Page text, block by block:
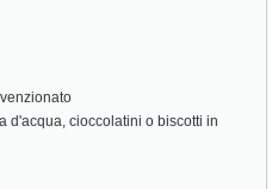
d'acqua, cioccolatini o biscotti in